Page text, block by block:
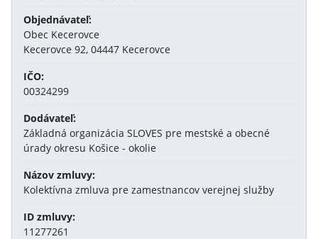
Objednávateľ:
Obec Kecerovce
Kecerovce 92, 04447 Kecerovce
IČO:
00324299
Dodávateľ:
Základná organizácia SLOVES pre mestské a obecné
úrady okresu Košice - okolie
Názov zmluvy:
Kolektívna zmluva pre zamestnancov verejnej služby
ID zmluvy:
11277261